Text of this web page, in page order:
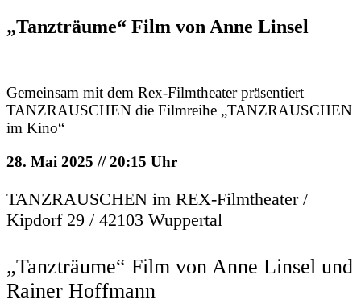
„Tanzträume“ Film von Anne Linsel
Gemeinsam mit dem Rex-Filmtheater präsentiert
TANZRAUSCHEN die Filmreihe „TANZRAUSCHEN
im Kino“
28. Mai 2025 // 20:15 Uhr
TANZRAUSCHEN im REX-Filmtheater /
Kipdorf 29 / 42103 Wuppertal
„Tanzträume“ Film von Anne Linsel und
Rainer Hoffmann